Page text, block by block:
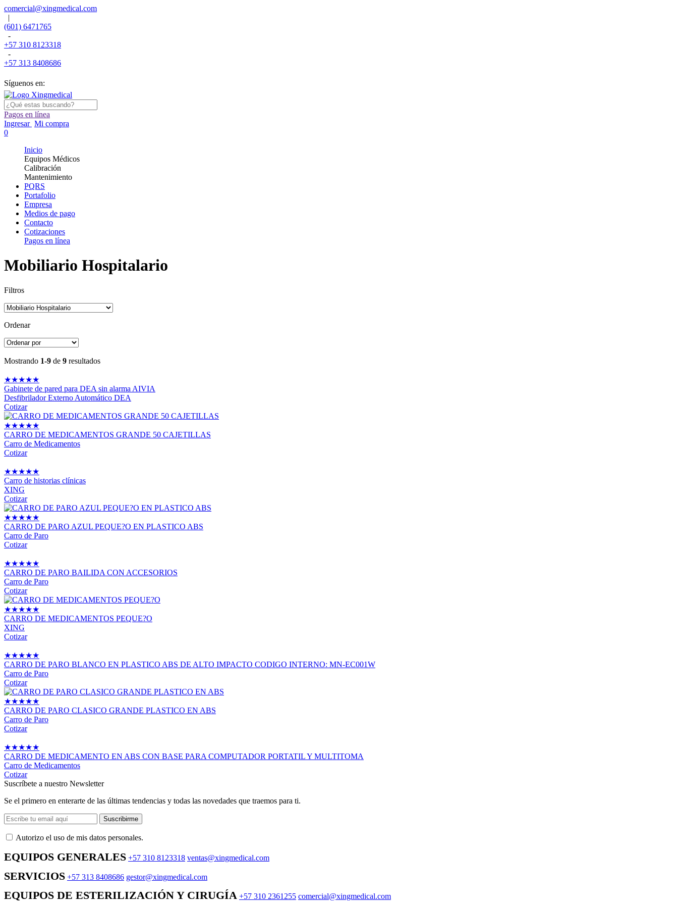
comercial@xingmedical.com
|
(601) 6471765
-
+57 310 8123318
-
+57 313 8408686
Síguenos en:
Pagos en línea
Ingresar Mi compra
0
Inicio
Equipos Médicos
Calibración
Mantenimiento
PQRS
Portafolio
Empresa
Medios de pago
Contacto
Cotizaciones
Pagos en línea
Mobiliario Hospitalario
Filtros
Ordenar
Mostrando 1-9 de 9 resultados
★★★★★
Gabinete de pared para DEA sin alarma AIVIA
Desfibrilador Externo Automático DEA
Cotizar
★★★★★
CARRO DE MEDICAMENTOS GRANDE 50 CAJETILLAS
Carro de Medicamentos
Cotizar
★★★★★
Carro de historias clínicas
XING
Cotizar
★★★★★
CARRO DE PARO AZUL PEQUE?O EN PLASTICO ABS
Carro de Paro
Cotizar
★★★★★
CARRO DE PARO BAILIDA CON ACCESORIOS
Carro de Paro
Cotizar
★★★★★
CARRO DE MEDICAMENTOS PEQUE?O
XING
Cotizar
★★★★★
CARRO DE PARO BLANCO EN PLASTICO ABS DE ALTO IMPACTO CODIGO INTERNO: MN-EC001W
Carro de Paro
Cotizar
★★★★★
CARRO DE PARO CLASICO GRANDE PLASTICO EN ABS
Carro de Paro
Cotizar
★★★★★
CARRO DE MEDICAMENTO EN ABS CON BASE PARA COMPUTADOR PORTATIL Y MULTITOMA
Carro de Medicamentos
Cotizar
Suscríbete a nuestro Newsletter
Se el primero en enterarte de las últimas tendencias y todas las novedades que traemos para ti.
Suscribirme
Autorizo ​​el uso de mis datos personales.
EQUIPOS GENERALES +57 310 8123318 ventas@xingmedical.com
SERVICIOS +57 313 8408686 gestor@xingmedical.com
EQUIPOS DE ESTERILIZACIÓN Y CIRUGÍA +57 310 2361255 comercial@xingmedical.com